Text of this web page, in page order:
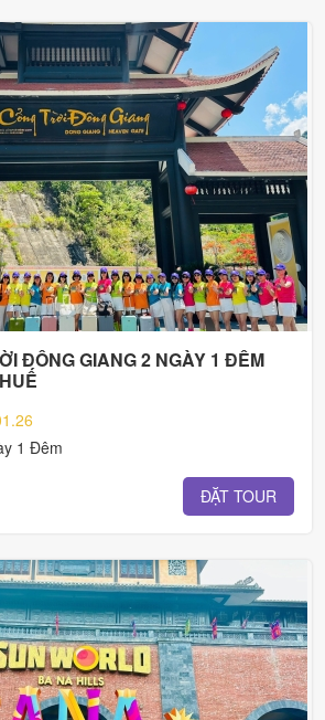
ĐÔNG GIANG 2 NGÀY 1 ĐÊM
1 Đêm
ĐẶT TOUR